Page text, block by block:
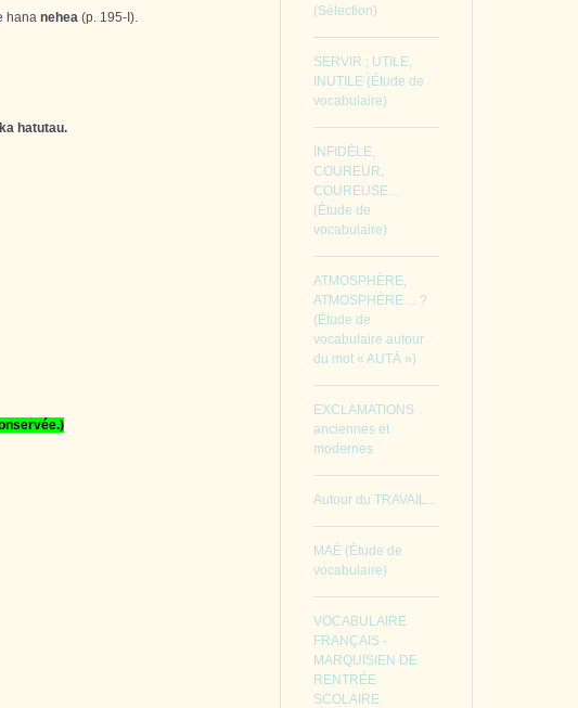
hana nehea (p. 195-I).
hatutau.
(Sélection)
SERVIR ; UTILE,
INUTILE (Étude de
vocabulaire)
INFIDÈLE,
COUREUR,
COUREUSE…
(Étude de
vocabulaire)
ATMOSPHÈRE,
ATMOSPHÈRE ... ?
(Étude de
vocabulaire autour
du mot « AUTĀ »)
EXCLAMATIONS
anciennes et
modernes
Autour du TRAVAIL...
MAÈ (Étude de
vocabulaire)
VOCABULAIRE
FRANÇAIS -
MARQUISIEN DE
RENTRÉE
SCOLAIRE